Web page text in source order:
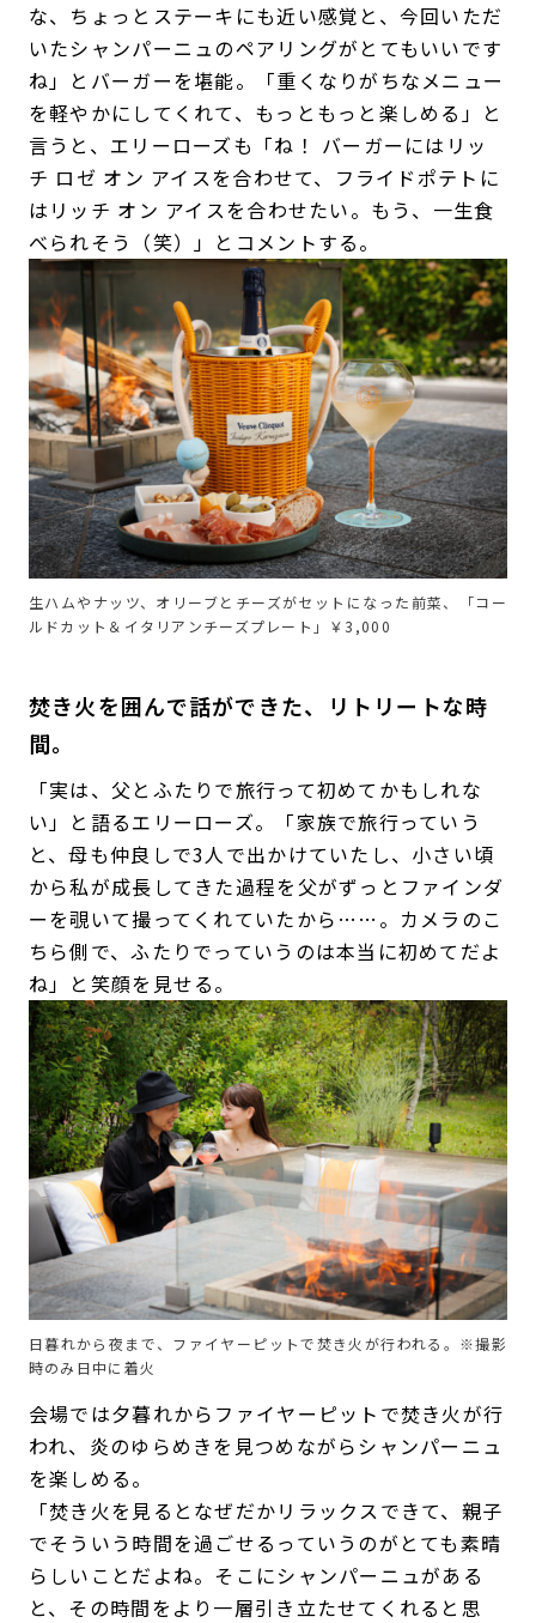
な、ちょっとステーキにも近い感覚と、今回いただ
いたシャンパーニュのペアリングがとてもいいです
ね」とバーガーを堪能。「重くなりがちなメニュー
を軽やかにしてくれて、もっともっと楽しめる」と
言うと、エリーローズも「ね！ バーガーにはリッ
チ ロゼ オン アイスを合わせて、フライドポテトに
はリッチ オン アイスを合わせたい。もう、一生食
べられそう（笑）」とコメントする。
生ハムやナッツ、オリーブとチーズがセットになった前菜、「コー
ルドカット＆イタリアンチーズプレート」￥3,000
焚き火を囲んで話ができた、リトリートな時
間。
「実は、父とふたりで旅行って初めてかもしれな
い」と語るエリーローズ。「家族で旅行っていう
と、母も仲良しで3人で出かけていたし、小さい頃
から私が成長してきた過程を父がずっとファインダ
ーを覗いて撮ってくれていたから……。カメラのこ
ちら側で、ふたりでっていうのは本当に初めてだよ
ね」と笑顔を見せる。
日暮れから夜まで、ファイヤーピットで焚き火が行われる。※撮影
時のみ日中に着火
会場では夕暮れからファイヤーピットで焚き火が行
われ、炎のゆらめきを見つめながらシャンパーニュ
を楽しめる。
「焚き火を見るとなぜだかリラックスできて、親子
でそういう時間を過ごせるっていうのがとても素晴
らしいことだよね。そこにシャンパーニュがある
と、その時間をより一層引き立たせてくれると思